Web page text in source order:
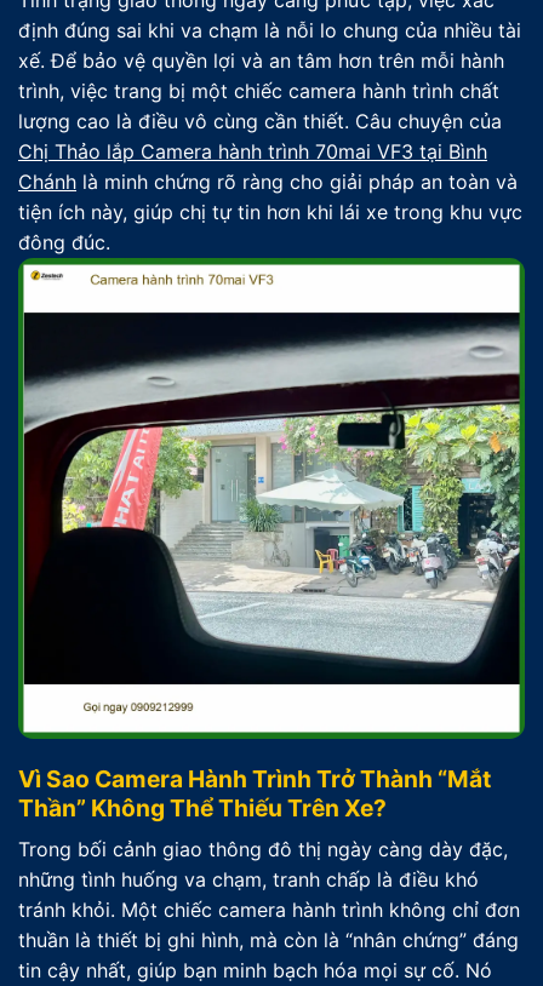
định đúng sai khi va chạm là nỗi lo chung của nhiều tài
xế. Để bảo vệ quyền lợi và an tâm hơn trên mỗi hành
trình, việc trang bị một chiếc camera hành trình chất
lượng cao là điều vô cùng cần thiết. Câu chuyện của
Chị Thảo lắp Camera hành trình 70mai VF3 tại Bình
Chánh là minh chứng rõ ràng cho giải pháp an toàn và
tiện ích này, giúp chị tự tin hơn khi lái xe trong khu vực
đông đúc.
Vì Sao Camera Hành Trình Trở Thành “Mắt
Thần” Không Thể Thiếu Trên Xe?
Trong bối cảnh giao thông đô thị ngày càng dày đặc,
những tình huống va chạm, tranh chấp là điều khó
tránh khỏi. Một chiếc camera hành trình không chỉ đơn
thuần là thiết bị ghi hình, mà còn là “nhân chứng” đáng
tin cậy nhất, giúp bạn minh bạch hóa mọi sự cố. Nó